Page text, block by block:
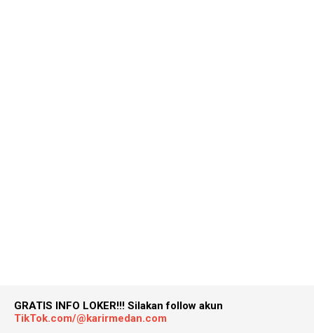
GRATIS INFO LOKER!!! Silakan follow akun
TikTok.com/@karirmedan.com